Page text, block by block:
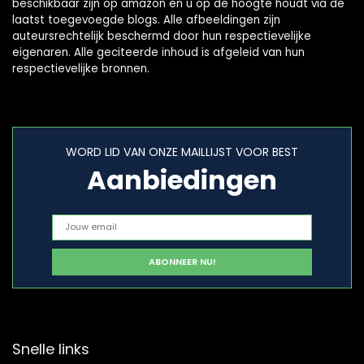
beschikbaar zijn op amazon en u op de hoogte houdt via de
laatst toegevoegde blogs. Alle afbeeldingen zijn
auteursrechtelijk beschermd door hun respectievelijke
eigenaren. Alle geciteerde inhoud is afgeleid van hun
respectievelijke bronnen.
WORD LID VAN ONZE MAILLIJST VOOR BEST
Aanbiedingen
Snelle links